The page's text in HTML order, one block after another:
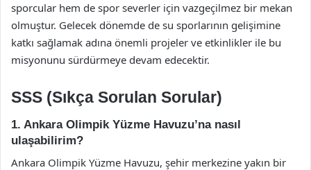
sporcular hem de spor severler için vazgeçilmez bir mekan
olmuştur. Gelecek dönemde de su sporlarının gelişimine
katkı sağlamak adına önemli projeler ve etkinlikler ile bu
misyonunu sürdürmeye devam edecektir.
SSS (Sıkça Sorulan Sorular)
1. Ankara Olimpik Yüzme Havuzu’na nasıl
ulaşabilirim?
Ankara Olimpik Yüzme Havuzu, şehir merkezine yakın bir